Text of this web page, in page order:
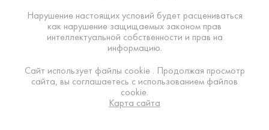
Нарушение настоящих условий будет расцениваться
как нарушение защищаемых законом прав
интеллектуальной собственности и прав на
информацию.
Сайт использует файлы cookie . Продолжая просмотр
сайта, вы соглашаетесь с использованием файлов
cookie.
Карта сайта